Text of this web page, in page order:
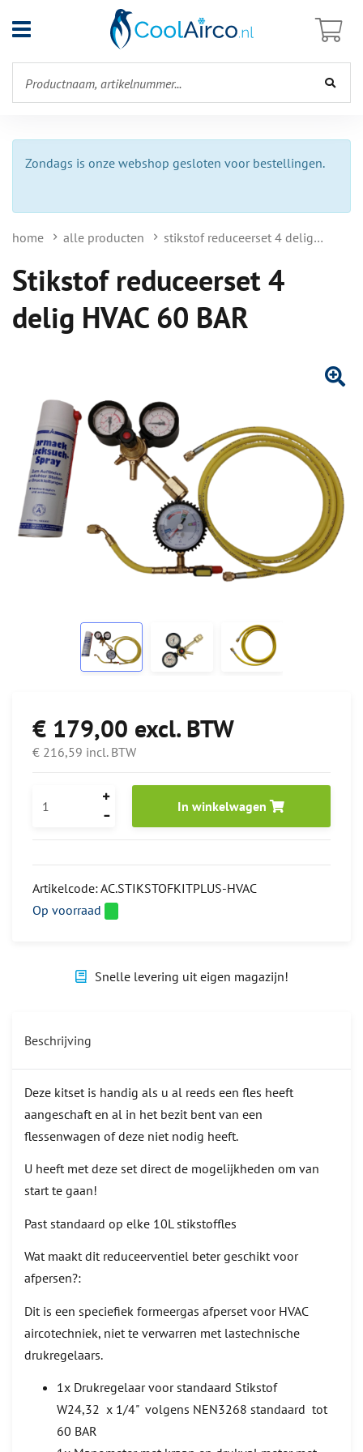
Open
menu
Zondags is onze webshop gesloten voor bestellingen.
home alle producten stikstof reduceerset 4 delig hvac 60 bar
Stikstof reduceerset 4
delig HVAC 60 BAR
€ 179,00 excl. BTW
€ 216,59 incl. BTW
In winkelwagen
Artikelcode:AC.STIKSTOFKITPLUS-HVAC
Op voorraad
Snelle levering uit eigen magazijn!
Beschrijving
Deze kitset is handig als u al reeds een fles heeft
aangeschaft en al in het bezit bent van een
flessenwagen of deze niet nodig heeft.
U heeft met deze set direct de mogelijkheden om van
start te gaan!
Past standaard op elke 10L stikstoffles
Wat maakt dit reduceerventiel beter geschikt voor
afpersen?:
Dit is een speciefiek formeergas afperset voor HVAC
aircotechniek, niet te verwarren met lastechnische
drukregelaars.
1x Drukregelaar voor standaard Stikstof
W24,32 x 1/4" volgens NEN3268 standaard tot
60 BAR